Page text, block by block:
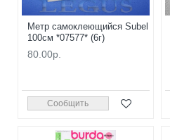
Метр самоклеющийся Subel
100см *07577* (6г)
80.00р.
Сообщить